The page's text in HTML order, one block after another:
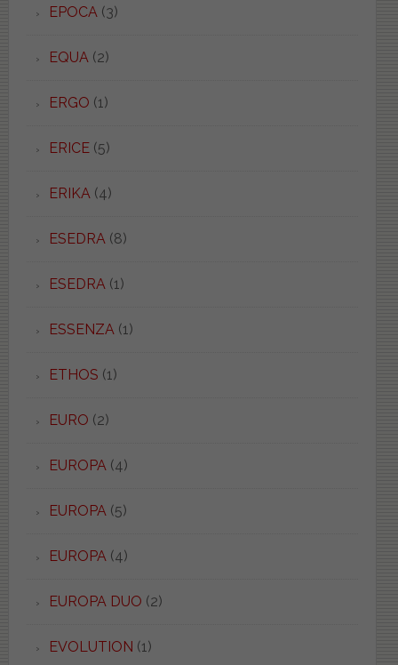
EPOCA (3)
EQUA (2)
ERGO (1)
ERICE(5)
ERIKA (4)
ESEDRA (8)
ESEDRA (1)
ESSENZA (1)
ETHOS (1)
EURO (2)
EUROPA (4)
EUROPA (5)
EUROPA (4)
EUROPA DUO (2)
EVOLUTION (1)